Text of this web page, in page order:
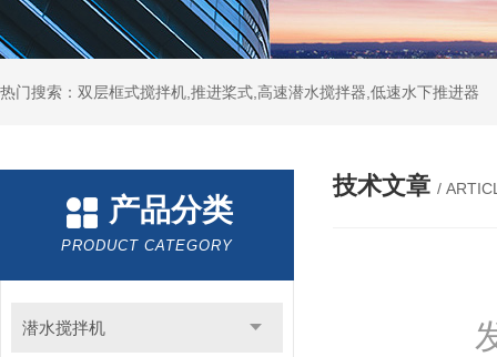
热门搜索：双层框式搅拌机,推进桨式,高速潜水搅拌器,低速水下推进器
产品分类
PRODUCT CATEGORY
潜水搅拌机
技术文章 /